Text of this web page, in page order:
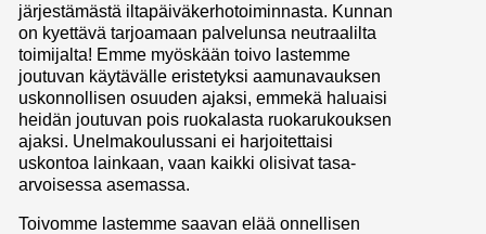
järjestämästä iltapäiväkerhotoiminnasta. Kunnan
on kyettävä tarjoamaan palvelunsa neutraalilta
toimijalta! Emme myöskään toivo lastemme
joutuvan käytävälle eristetyksi aamunavauksen
uskonnollisen osuuden ajaksi, emmekä haluaisi
heidän joutuvan pois ruokalasta ruokarukouksen
ajaksi. Unelmakoulussani ei harjoitettaisi
uskontoa lainkaan, vaan kaikki olisivat tasa-
arvoisessa asemassa.
Toivomme lastemme saavan elää onnellisen